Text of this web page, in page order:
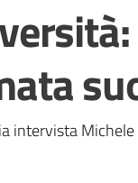
intervista